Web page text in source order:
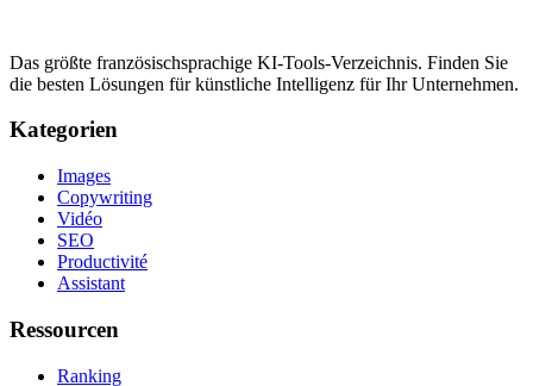
Das größte französischsprachige KI-Tools-Verzeichnis. Finden Sie
die besten Lösungen für künstliche Intelligenz für Ihr Unternehmen.
Kategorien
Images
Copywriting
Vidéo
SEO
Productivité
Assistant
Ressourcen
Ranking